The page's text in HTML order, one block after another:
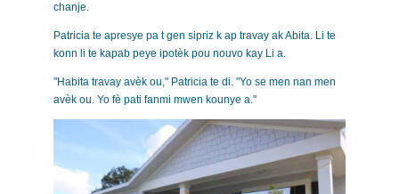
chanje.
Patricia te apresye pa t gen sipriz k ap travay ak Abita. Li te
konn li te kapab peye ipotèk pou nouvo kay Li a.
"Habita travay avèk ou," Patricia te di. "Yo se men nan men
avèk ou. Yo fè pati fanmi mwen kounye a."